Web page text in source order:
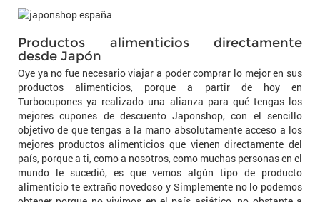
Productos alimenticios directamente
desde Japón
Oye ya no fue necesario viajar a poder comprar lo mejor en sus
productos alimenticios, porque a partir de hoy en
Turbocupones ya realizado una alianza para qué tengas los
mejores cupones de descuento Japonshop, con el sencillo
objetivo de que tengas a la mano absolutamente acceso a los
mejores productos alimenticios que vienen directamente del
país, porque a ti, como a nosotros, como muchas personas en el
mundo le sucedió, es que vemos algún tipo de producto
alimenticio te extraño novedoso y Simplemente no lo podemos